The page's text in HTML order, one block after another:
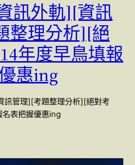
訊外軌][資訊
整理分析][絕
年度早鳥填報
惠ing
訊管理][考題整理分析][絕對考
表把握優惠ing